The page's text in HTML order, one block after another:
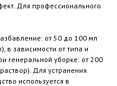
Для профессионального
от 50 до 100 мл
в зависимости от типа и
генеральной уборке: от 200
Для устранения
используется в